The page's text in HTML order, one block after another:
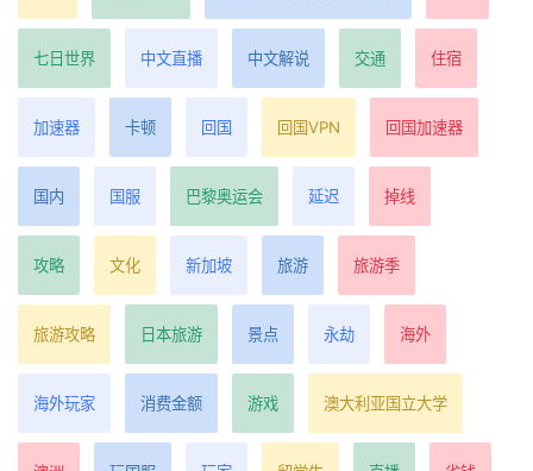
七日世界 中文直播 中文解说 交通 住宿
加速器 卡顿 回国 回国VPN 回国加速器
国内 国服 巴黎奥运会 延迟 掉线
攻略 文化 新加坡 旅游 旅游季
旅游攻略 日本旅游 景点 永劫 海外
海外玩家 消费金额 游戏 澳大利亚国立大学